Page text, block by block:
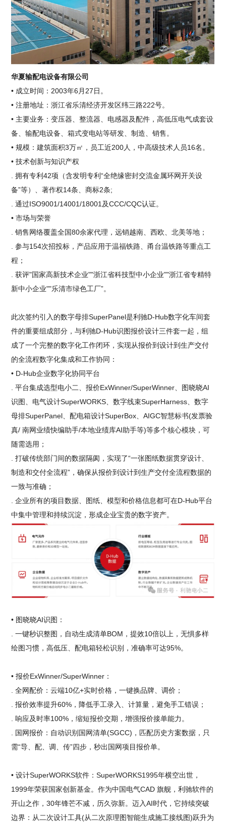
华夏输配电设备有限公司
• 成立时间：2003年6月27日。
• 注册地址：浙江省乐清经济开发区纬三路222号。
• 主要业务：变压器、整流器、电感器及配件，高低压电气成套设
备、输配电设备、箱式变电站等研发、制造、销售。
• 规模：建筑面积3万㎡，员工近200人，中高级技术人员16名。
• 技术创新与知识产权
. 拥有专利42项（含发明专利“全绝缘密封交流金属环网开关设
备”等）、著作权14条、商标2条;
. 通过ISO9001/14001/18001及CCC/CQC认证。
• 市场与荣誉
. 销售网络覆盖全国80余家代理，远销越南、西欧、北美等地；
. 参与154次招投标，产品应用于温福铁路、甬台温铁路等重点工
程；
. 获评"国家高新技术企业""浙江省科技型中小企业""浙江省专精特
新中小企业""乐清市绿色工厂”。
此次签约引入的数字母排SuperPanel是利驰D-Hub数字化车间套
件的重要组成部分，与利驰D-Hub识图报价设计三件套一起，组
成了一个完整的数字化工作闭环，实现从报价到设计到生产交付
的全流程数字化集成和工作协同：
• D-Hub企业数字化协同平台
. 平台集成选型电小二、报价ExWinner/SuperWinner、图晓晓AI
识图、电气设计SuperWORKS、数字线束SuperHarness、数字
母排SuperPanel、配电箱设计SuperBox、AIGC智慧标书(发票验
真/ 南网业绩快编助手/本地业绩库AI助手等)等多个核心模块，可
随需选用；
. 打破传统部门间的数据隔阂，实现了“一张图纸数据贯穿设计、
制造和交付全流程”，确保从报价到设计到生产交付全流程数据的
一致与准确；
. 企业所有的项目数据、图纸、模型和价格信息都可在D-Hub平台
中集中管理和持续沉淀，形成企业宝贵的数字资产。
• 图晓晓AI识图：
. 一键秒识整图，自动生成清单BOM，提效10倍以上，无惧多样
绘图习惯，高低压、配电箱轻松识别，准确率可达95%。
• 报价ExWinner/SuperWinner：
. 全网配价：云端10亿+实时价格，一键换品牌、调价；
. 报价效率提升60%，降低手工录入、计算量，避免手工错误；
. 响应及时率100%，缩短报价交期，增强报价接单能力。
. 国网报价：自动识别国网清单(SGCC)，匹配历史方案数据，只
需“导、配、调、传”四步，秒出国网项目报价单。
• 设计SuperWORKS软件：SuperWORKS1995年横空出世，
1999年荣获国家创新基金。作为中国电气CAD 旗舰，利驰软件的
开山之作，30年锋芒不减，历久弥新。迈入AI时代，它持续突破
边界：从二次设计工具(从二次原理图智能生成施工接线图)跃升为